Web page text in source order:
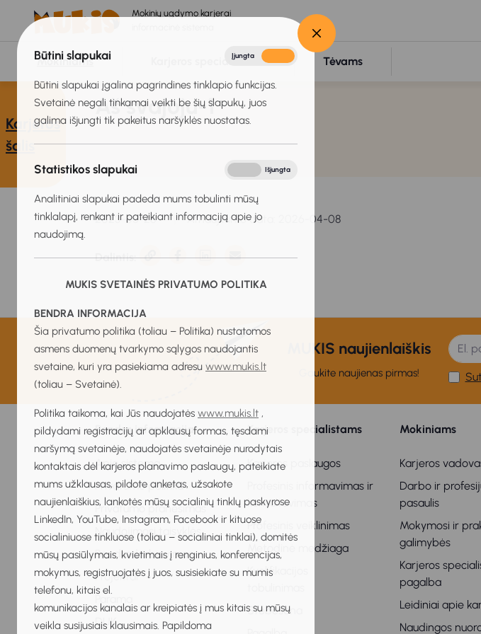
Būtini slapukai Įjungta
Būtini slapukai įgalina pagrindines tinklapio funkcijas.
Svetainė negali tinkamai veikti be šių slapukų, juos
galima išjungti tik pakeitus naršyklės nuostatas.
Statistikos slapukai Išjungta
Analitiniai slapukai padeda mums tobulinti mūsų
tinklalapį, renkant ir pateikiant informaciją apie jo
naudojimą.
MUKIS SVETAINĖS PRIVATUMO POLITIKA
BENDRA INFORMACIJA
Šia privatumo politika (toliau – Politika) nustatomos
asmens duomenų tvarkymo sąlygos naudojantis
svetaine, kuri yra pasiekiama adresu www.mukis.lt
(toliau – Svetainė).
Politika taikoma, kai Jūs naudojatės www.mukis.lt ,
pildydami registracijų ar apklausų formas, tęsdami
naršymą svetainėje, naudojatės svetainėje nurodytais
kontaktais dėl karjeros planavimo paslaugų, pateikiate
mums užklausas, pildote anketas, užsakote
naujienlaiškius, lankotės mūsų socialinių tinklų paskyrose
LinkedIn, YouTube, Instagram, Facebook ir kituose
socialiniuose tinkluose (toliau – socialiniai tinklai), domitės
mūsų pasiūlymais, kvietimais į renginius, konferencijas,
mokymus, registruojatės į juos, susisiekiate su mumis
telefonu, kitais el.
komunikacijos kanalais ar kreipiatės į mus kitais su mūsų
veikla susijusiais klausimais. Papildoma
Mokinių ugdymo karjerai
Mokiniams Karjeros specialistams Tėvams
Karjeros
šalis
Aš svajoju-1
2023-05-26 Atnaujinimo data: 2026-04-08
Dalintis:
MUKIS naujienlaiškis
Gaukite naujienas pirmas!
Bendra informacija
Apie sistemą
Privatumo politika
Privatumo pranešimas
Naudojimosi taisyklės
Bendradarbiavimas
Projektai
Parama
DUK
Karjeros specialistams
Karjeros paslaugos
Profesinis informavimas ir
konsultavimas
Profesinis veiklinimas
Metodinė medžiaga
Kvalifikacijos
Stebėsena
Mokiniams
Karjeros
Darbo ir
pasaulis
Mokymosi ir
galimybės
Karjeros
pagalba
Leidiniai apie
Naudingos